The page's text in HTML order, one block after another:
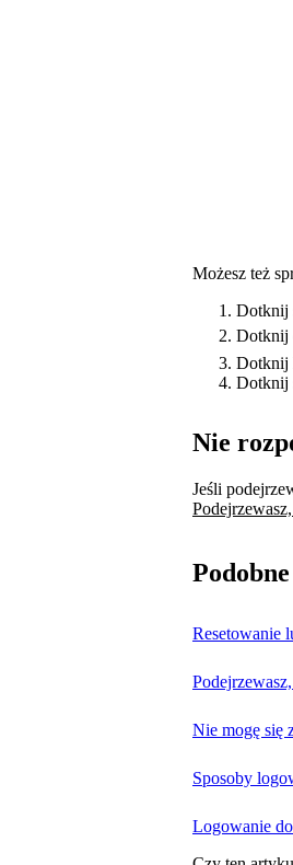
Możesz też
Dotknij
Dotknij
Dotknij
Dotknij
Nie
Jeśli
Resetowanie
Nie mogę się
Sposoby
Logowanie